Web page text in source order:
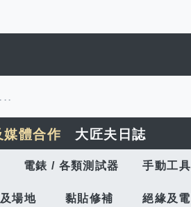
體合作 大匠夫日誌
電錶 / 各類測試器 手動工具
場地 黏貼修補 絕緣及